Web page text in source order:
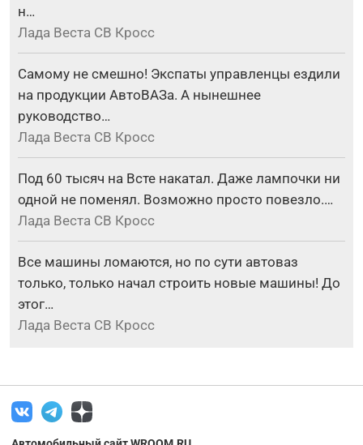
н…
Лада Веста СВ Кросс
Самому не смешно! Экспаты управленцы ездили
на продукции АвтоВАЗа. А нынешнее
руководство…
Лада Веста СВ Кросс
Под 60 тысяч на Всте накатал. Даже лампочки ни
одной не поменял. Возможно просто повезло.…
Лада Веста СВ Кросс
Все машины ломаются, но по сути автоваз
только, только начал строить новые машины! До
этог…
Лада Веста СВ Кросс